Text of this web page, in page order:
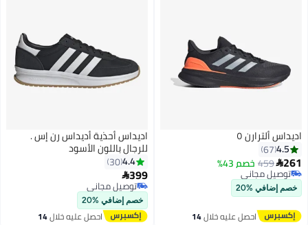
4
اديداس ألترارن ٥
4.5
67
261
459 خصم 43%
توصيل مجاني
توصيل مجاني
خصم إضافي %20
احصل عليه خلال14
اديداس أحذية أديداس رن إس .
للرجال باللون الأسود
4.4
30
399
توصيل مجاني
توصيل مجاني
خصم إضافي %20
احصل عليه خلال14